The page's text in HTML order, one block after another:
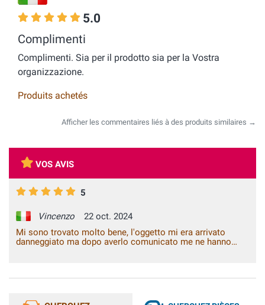
5.0
Complimenti
Complimenti. Sia per il prodotto sia per la Vostra
organizzazione.
Produits achetés
Afficher les commentaires liés à des produits similaires →
VOS AVIS
5
Vincenzo
22 oct. 2024
Mi sono trovato molto bene, l'oggetto mi era arrivato
danneggiato ma dopo averlo comunicato me ne hanno